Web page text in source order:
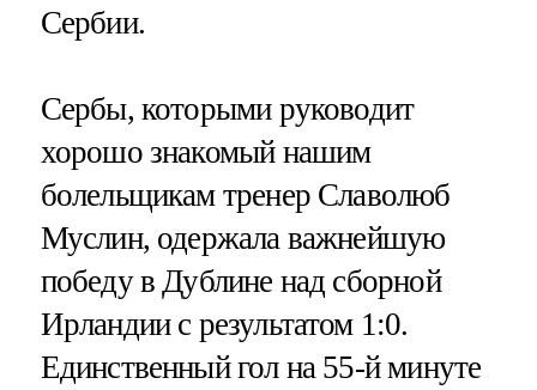
Сербии.
Сербы, которыми руководит
хорошо знакомый нашим
болельщикам тренер Славолюб
Муслин, одержала важнейшую
победу в Дублине над сборной
Ирландии с результатом 1:0.
Единственный гол на 55-й минуте